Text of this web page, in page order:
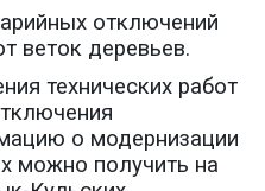
отключений
веток деревьев.
технических работ
о модернизации
можно получить на